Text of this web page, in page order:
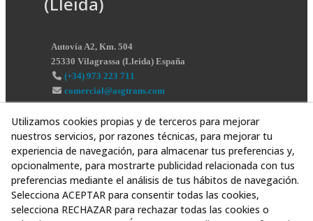
Autovía A2, Km. 504
25330 Vilagrassa (Lleida) España
(+34) 973 223 711
comercial@asgtrans.com
Utilizamos cookies propias y de terceros para mejorar
nuestros servicios, por razones técnicas, para mejorar tu
experiencia de navegación, para almacenar tus preferencias y,
opcionalmente, para mostrarte publicidad relacionada con tus
preferencias mediante el análisis de tus hábitos de navegación.
Selecciona ACEPTAR para consentir todas las cookies,
selecciona RECHAZAR para rechazar todas las cookies o